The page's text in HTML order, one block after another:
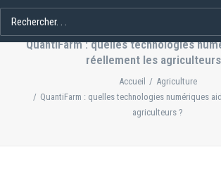
QuantiFarm : quelles technologies
réellement les
Accueil
Agriculture
QuantiFarm : quelles technologies numériques
agriculteurs ?